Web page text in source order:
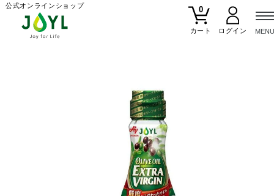
公式オンラインショップ
0
カート